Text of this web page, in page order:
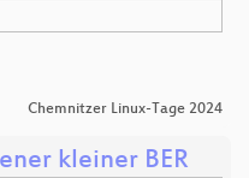
Chemnitzer Linux-Tage 2024
kleiner BER